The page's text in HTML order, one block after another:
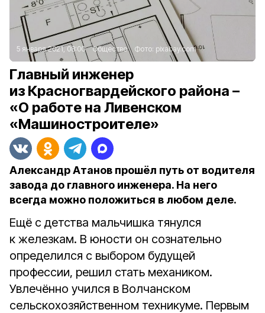
5 января 2021, 08:00 Общество Фото: pixabay.com
Главный инженер
из Красногвардейского района –
«О работе на Ливенском
«Машиностроителе»
Александр Атанов прошёл путь от водителя
завода до главного инженера. На него
всегда можно положиться в любом деле.
Ещё с детства мальчишка тянулся
к железкам. В юности он сознательно
определился с выбором будущей
профессии, решил стать механиком.
Увлечённо учился в Волчанском
сельскохозяйственном техникуме. Первым